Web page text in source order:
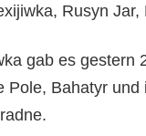
Rusyn
gab es gestern
Pole, Bahatyr